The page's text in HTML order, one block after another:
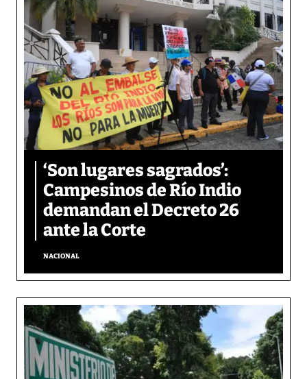
‘Son lugares sagrados’:
Campesinos de Río Indio
demandan el Decreto 26
ante la Corte
NACIONAL